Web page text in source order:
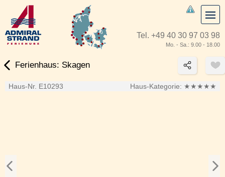
Tel. +49 40 30 97 03 98
Mo. - Sa.: 9.00 - 18.00
Ferienhaus: Skagen
Haus-Nr. E10293 Haus-Kategorie: ★★★★★